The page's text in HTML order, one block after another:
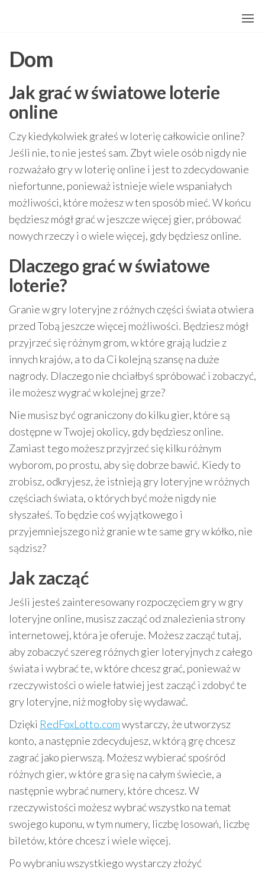
Dom
Jak grać w światowe loterie
online
Czy kiedykolwiek grałeś w loterię całkowicie online?
Jeśli nie, to nie jesteś sam. Zbyt wiele osób nigdy nie
rozważało gry w loterię online i jest to zdecydowanie
niefortunne, ponieważ istnieje wiele wspaniałych
możliwości, które możesz w ten sposób mieć. W końcu
będziesz mógł grać w jeszcze więcej gier, próbować
nowych rzeczy i o wiele więcej, gdy będziesz online.
Dlaczego grać w światowe
loterie?
Granie w gry loteryjne z różnych części świata otwiera
przed Tobą jeszcze więcej możliwości. Będziesz mógł
przyjrzeć się różnym grom, w które grają ludzie z
innych krajów, a to da Ci kolejną szansę na duże
nagrody. Dlaczego nie chciałbyś spróbować i zobaczyć,
ile możesz wygrać w kolejnej grze?
Nie musisz być ograniczony do kilku gier, które są
dostępne w Twojej okolicy, gdy będziesz online.
Zamiast tego możesz przyjrzeć się kilku różnym
wyborom, po prostu, aby się dobrze bawić. Kiedy to
zrobisz, odkryjesz, że istnieją gry loteryjne w różnych
częściach świata, o których być może nigdy nie
słyszałeś. To będzie coś wyjątkowego i
przyjemniejszego niż granie w te same gry w kółko, nie
sądzisz?
Jak zacząć
Jeśli jesteś zainteresowany rozpoczęciem gry w gry
loteryjne online, musisz zacząć od znalezienia strony
internetowej, która je oferuje. Możesz zacząć tutaj,
aby zobaczyć szereg różnych gier loteryjnych z całego
świata i wybrać te, w które chcesz grać, ponieważ w
rzeczywistości o wiele łatwiej jest zacząć i zdobyć te
gry loteryjne, niż mogłoby się wydawać.
Dzięki RedFoxLotto.comwystarczy, że utworzysz
konto, a następnie zdecydujesz, w którą grę chcesz
zagrać jako pierwszą. Możesz wybierać spośród
różnych gier, w które gra się na całym świecie, a
następnie wybrać numery, które chcesz. W
rzeczywistości możesz wybrać wszystko na temat
swojego kuponu, w tym numery, liczbę losowań, liczbę
biletów, które chcesz i wiele więcej.
Po wybraniu wszystkiego wystarczy złożyć